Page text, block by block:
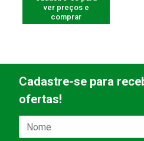
ver preços e
comprar
Cadastre-se para
ofertas!